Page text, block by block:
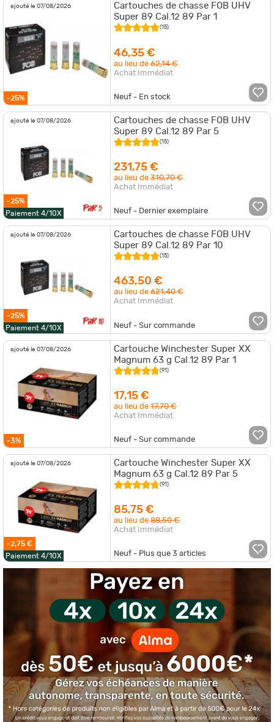
ajouté le 07/08/2026
-25%
Cartouches de chasse FOB UHV
Super 89 Cal.12 89 Par 1
(15)
46,35 €
au lieu de62,14 €
Achat Immédiat
Neuf - En stock
ajouté le 07/08/2026
-25%
Paiement 4/10X
Cartouches de chasse FOB UHV
Super 89 Cal.12 89 Par 5
(15)
231,75 €
au lieu de310,70 €
Achat Immédiat
Neuf - Dernier exemplaire
ajouté le 07/08/2026
-25%
Paiement 4/10X
Cartouches de chasse FOB UHV
Super 89 Cal.12 89 Par 10
(15)
463,50 €
au lieu de621,40 €
Achat Immédiat
Neuf - Sur commande
ajouté le 07/08/2026
-3%
Cartouche Winchester Super XX
Magnum 63 g Cal.12 89 Par 1
(91)
17,15 €
au lieu de17,70 €
Achat Immédiat
Neuf - Sur commande
ajouté le 07/08/2026
-2,75 €
Paiement 4/10X
Cartouche Winchester Super XX
Magnum 63 g Cal.12 89 Par 5
(91)
85,75 €
au lieu de88,50 €
Achat Immédiat
Neuf - Plus que3 articles